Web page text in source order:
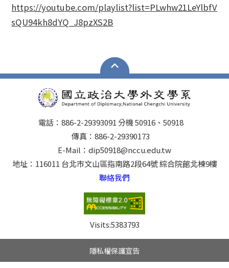
https://youtube.com/playlist?list=PLwhw21LeYlbfV
sQU94kh8dYQ_J8pzXS2B
電話：886-2-29393091 分機 50916、50918
傳真：886-2-29390173
E-Mail：dip50918@nccu.edu.tw
地址：116011 台北市文山區指南路2段64號 綜合院館北棟9樓
聯絡我們
Visits:5383793
隱私權保護宣告